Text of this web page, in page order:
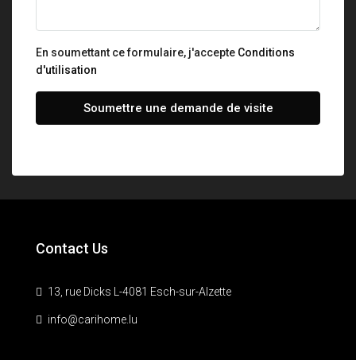
En soumettant ce formulaire, j'accepte Conditions
d'utilisation
Soumettre une demande de visite
Contact Us
13, rue Dicks L-4081 Esch-sur-Alzette
info@carihome.lu